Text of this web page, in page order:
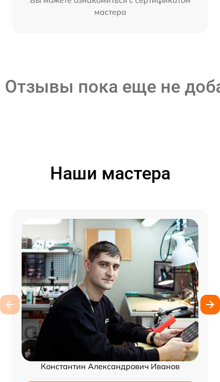
мастера
Отзывы пока еще не
Наши мастера
Константин Александрович Иванов